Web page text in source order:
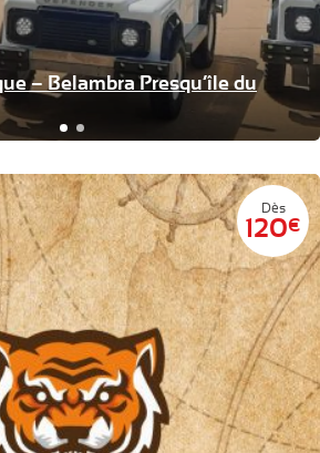
– Belambra Presqu’île du
Dès
120€